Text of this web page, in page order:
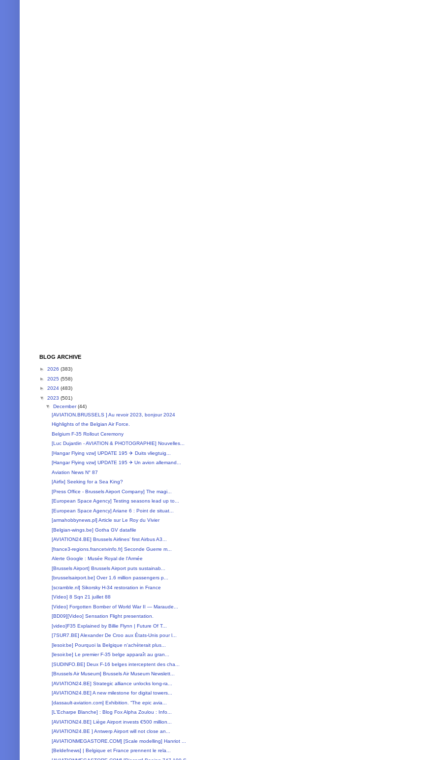
BLOG ARCHIVE
► 2026 (383)
► 2025 (558)
► 2024 (483)
▼ 2023 (501)
▼ December(44)
[AVIATION.BRUSSELS ] Au revoir 2023, bonjour 2024
Highlights of the Belgian Air Force.
Belgium F-35 Rollout Ceremony
[Luc Dujardin - AVIATION & PHOTOGRAPHIE] Nouvelles...
[Hangar Flying vzw] UPDATE 195 ✈️ Duits vliegtuig...
[Hangar Flying vzw] UPDATE 195 ✈ Un avion allemand...
Aviation News N° 87
[Airfix] Seeking for a Sea King?
[Press Office - Brussels Airport Company] The magi...
[European Space Agency] Testing seasons lead up to...
[European Space Agency] Ariane 6 : Point de situat...
[armahobbynews.pl] Article sur Le Roy du Vivier
[Belgian-wings.be] Gotha GV datafile
[AVIATION24.BE] Brussels Airlines’ first Airbus A3...
[france3-regions.francetvinfo.fr] Seconde Guerre m...
Alerte Google : Musée Royal de l'Armée
[Brussels Airport] Brussels Airport puts sustainab...
[brusselsairport.be] Over 1.6 million passengers p...
[scramble.nl] Sikorsky H-34 restoration in France
[Video] 8 Sqn 21 juillet 88
[Video] Forgotten Bomber of World War II — Maraude...
[BD09][Video] Sensation Flight presentation.
[video]F35 Explained by Billie Flynn | Future Of T...
[7SUR7.BE] Alexander De Croo aux États-Unis pour l...
[lesoir.be] Pourquoi la Belgique n'achèterait plus...
[lesoir.be] Le premier F-35 belge apparaît au gran...
[SUDINFO.BE] Deux F-16 belges interceptent des cha...
[Brussels Air Museum] Brussels Air Museum Newslett...
[AVIATION24.BE] Strategic alliance unlocks long-ra...
[AVIATION24.BE] A new milestone for digital towers...
[dassault-aviation.com] Exhibition. “The epic avia...
[L'Echarpe Blanche] : Blog Fox Alpha Zoulou : Info...
[AVIATION24.BE] Liège Airport invests €500 million...
[AVIATION24.BE ] Antwerp Airport will not close an...
[AVIATIONMEGASTORE.COM] [Scale modelling] Hanriot ...
[Beldefnews] | Belgique et France prennent le rela...